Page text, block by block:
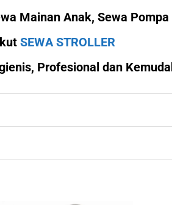
Mainan Anak, Sewa Pompa
SEWA STROLLER
Profesional dan